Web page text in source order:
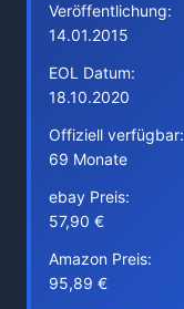
Veröffentlichung:
14.01.2015
EOL Datum:
18.10.2020
Offiziell verfügbar:
69 Monate
ebay Preis:
57,90 €
Amazon Preis:
95,89 €